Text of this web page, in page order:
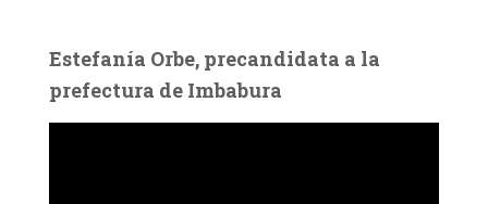
Estefanía Orbe, precandidata a la
prefectura de Imbabura